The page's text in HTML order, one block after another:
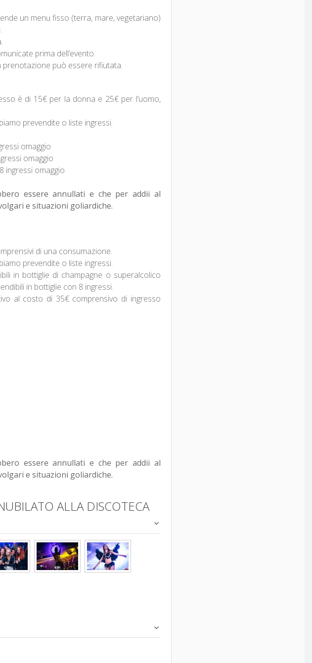
un menu fisso (terra, mare, vegetariano)
prima dell’evento.
prenotazione può essere rifiutata.
è di 15€ per la donna e 25€ per l’uomo,
prevendite o liste ingressi.
omaggio
omaggio
ingressi omaggio
essere annullati e che per addii al
e situazioni goliardiche.
di una consumazione.
prevendite o liste ingressi.
in bottiglie di champagne o superalcolico
in bottiglie con 8 ingressi.
al costo di 35€ comprensivo di ingresso
essere annullati e che per addii al
e situazioni goliardiche.
ALLA DISCOTECA